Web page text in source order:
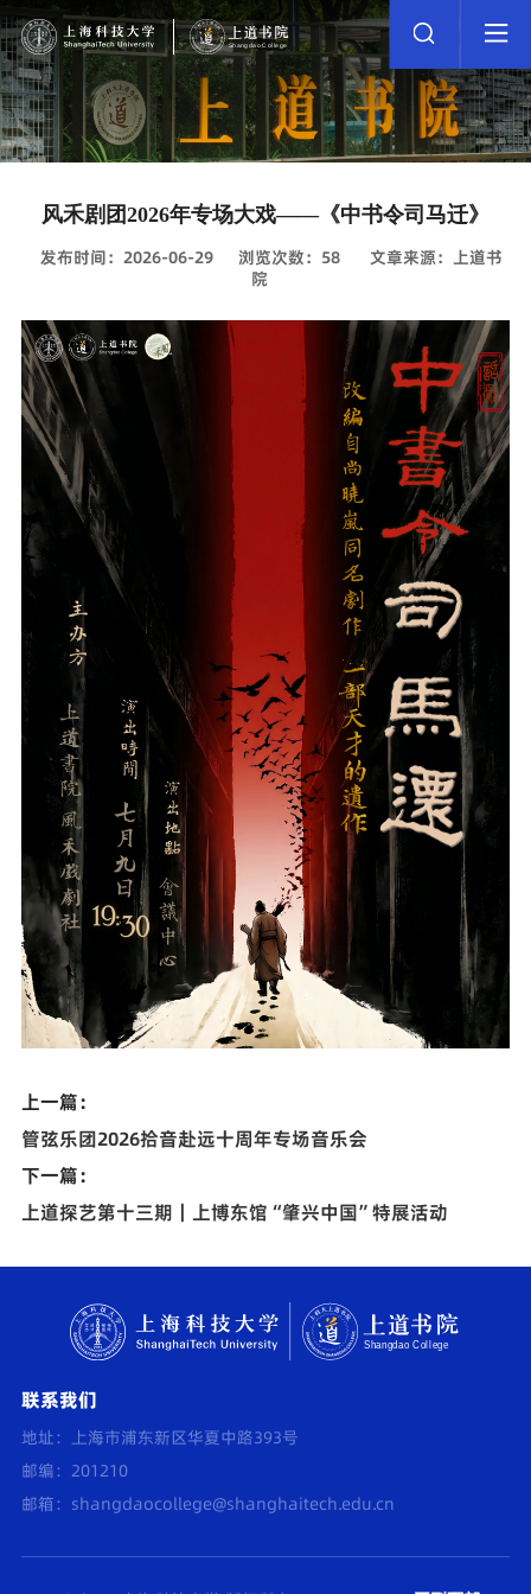
风禾剧团2026年专场大戏——《中书令司马迁》
发布时间：2026-06-29
浏览次数： 58
文章来源：上道书
院
上一篇：
管弦乐团2026拾音赴远十周年专场音乐会
下一篇：
上道探艺第十三期｜上博东馆“肇兴中国”特展活动
联系我们
地址：上海市浦东新区华夏中路393号
邮编：201210
邮箱： shangdaocollege@shanghaitech.edu.cn